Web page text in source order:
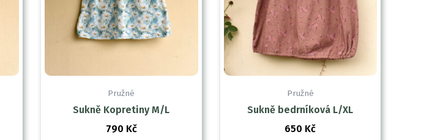
Pružné
Sukně Kopretiny M/L
790 Kč
Pružné
Sukně bedrníková L/XL
650 Kč